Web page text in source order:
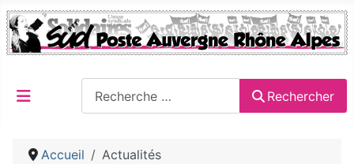
Rechercher
Accueil Actualités